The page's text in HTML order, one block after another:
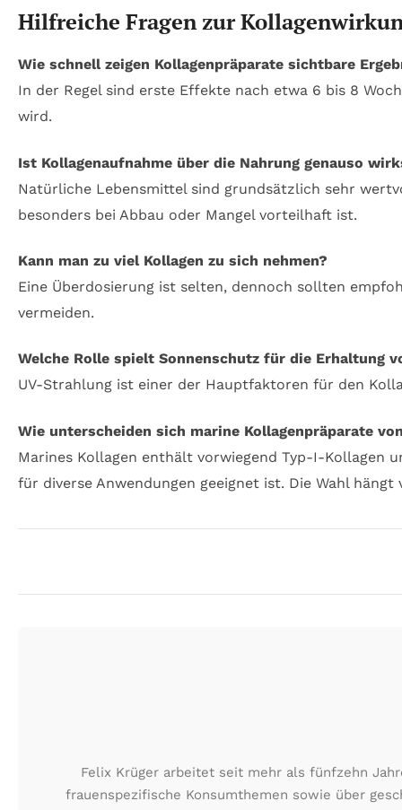
Hilfreiche Fragen zur
Wie schnell zeigen Kollagenpräparate sichtbare
In der Regel sind erste Effekte nach etwa 6 bis 8
wird.
Ist Kollagenaufnahme über die Nahrung genauso
Natürliche Lebensmittel sind grundsätzlich sehr
besonders bei Abbau oder Mangel vorteilhaft ist.
Kann man zu viel Kollagen zu sich nehmen?
Eine Überdosierung ist selten, dennoch sollten
vermeiden.
Welche Rolle spielt Sonnenschutz für die Erhaltung
UV-Strahlung ist einer der Hauptfaktoren für den
Wie unterscheiden sich marine Kollagenpräparate
Marines Kollagen enthält vorwiegend Typ-I-Kollagen
für diverse Anwendungen geeignet ist. Die Wahl
Felix Krüger arbeitet seit mehr als fünfzehn
frauenspezifische Konsumthemen sowie über